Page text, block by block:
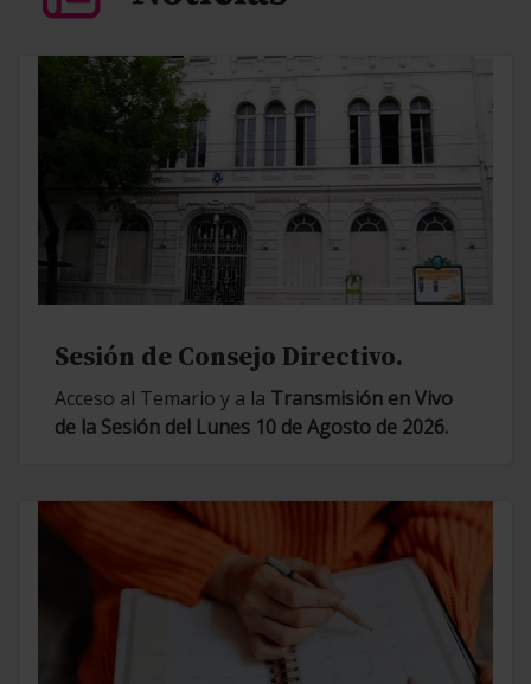
Sesión de Consejo Directivo.
Acceso al Temario y a la Transmisión en Vivo
de la Sesión del Lunes 10 de Agosto de 2026.